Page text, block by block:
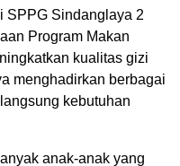
SPPG Sindanglaya 2
Program Makan
kualitas gizi
menghadirkan berbagai
kebutuhan
anak-anak yang